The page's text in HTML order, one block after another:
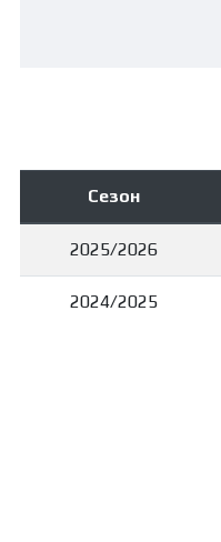
Сезон
2025/2026
2024/2025